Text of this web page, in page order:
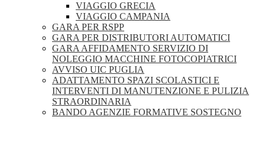
VIAGGIO GRECIA
VIAGGIO CAMPANIA
GARA PER RSPP
GARA PER DISTRIBUTORI AUTOMATICI
GARA AFFIDAMENTO SERVIZIO DI
NOLEGGIO MACCHINE FOTOCOPIATRICI
AVVISO UIC PUGLIA
ADATTAMENTO SPAZI SCOLASTICI E
INTERVENTI DI MANUTENZIONE E PULIZIA
STRAORDINARIA
BANDO AGENZIE FORMATIVE SOSTEGNO